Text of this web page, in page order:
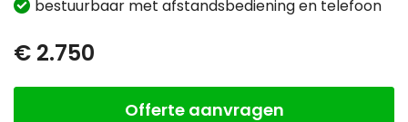
bestuurbaar met afstandsbediening en telefoon
€ 2.750
Offerte aanvragen